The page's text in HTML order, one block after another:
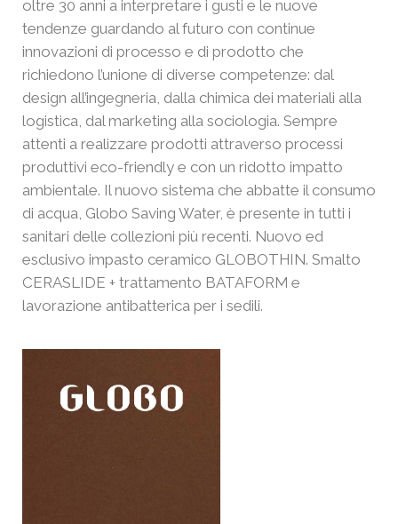
oltre 30 anni a interpretare i gusti e le nuove
tendenze guardando al futuro con continue
innovazioni di processo e di prodotto che
richiedono l’unione di diverse competenze: dal
design all’ingegneria, dalla chimica dei materiali alla
logistica, dal marketing alla sociologia. Sempre
attenti a realizzare prodotti attraverso processi
produttivi eco-friendly e con un ridotto impatto
ambientale. Il nuovo sistema che abbatte il consumo
di acqua, Globo Saving Water, è presente in tutti i
sanitari delle collezioni più recenti. Nuovo ed
esclusivo impasto ceramico GLOBOTHIN. Smalto
CERASLIDE + trattamento BATAFORM e
lavorazione antibatterica per i sedili.